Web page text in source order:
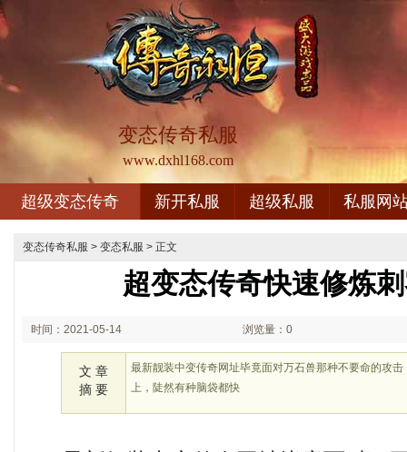
变态传奇私服
www.dxhl168.com
超级变态传奇 新开私服 超级私服 私服网
变态传奇私服 > 变态私服 > 正文
超变态传奇快速修炼
时间：2021-05-14 浏览量：0
文 章
摘 要
最新靓装中变传奇网址毕竟面对万石兽那种不要命的攻
上，陡然有种脑袋都快